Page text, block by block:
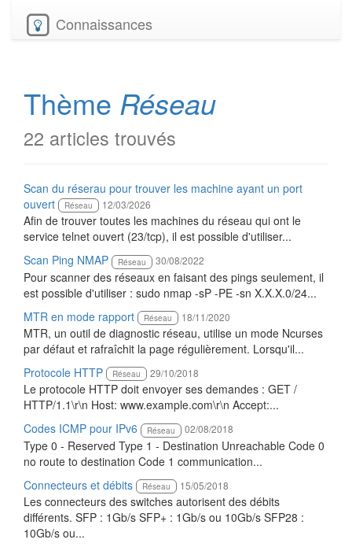
Connaissances
Thème Réseau
22 articles trouvés
Scan du réserau pour trouver les machine ayant un port
ouvert
Réseau 12/03/2026
Afin de trouver toutes les machines du réseau qui ont le
service telnet ouvert (23/tcp), il est possible d'utiliser...
Scan Ping NMAP
Réseau 30/08/2022
Pour scanner des réseaux en faisant des pings seulement, il
est possible d'utiliser : sudo nmap -sP -PE -sn X.X.X.0/24...
MTR en mode rapport
Réseau 18/11/2020
MTR, un outil de diagnostic réseau, utilise un mode Ncurses
par défaut et rafraîchit la page régulièrement. Lorsqu'il...
Protocole HTTP
Réseau 29/10/2018
Le protocole HTTP doit envoyer ses demandes : GET /
HTTP/1.1\r\n Host: www.example.com\r\n Accept:...
Codes ICMP pour IPv6
Réseau 02/08/2018
Type 0 - Reserved Type 1 - Destination Unreachable Code 0
no route to destination Code 1 communication...
Connecteurs et débits
Réseau 15/05/2018
Les connecteurs des switches autorisent des débits
différents. SFP : 1Gb/s SFP+ : 1Gb/s ou 10Gb/s SFP28 :
10Gb/s ou...